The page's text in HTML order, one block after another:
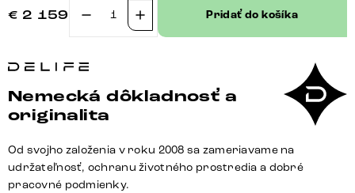
€ 2 159
množstvo
lavica
Flex
285×190
cm
bouclé
bielo-
Pridať do košíka
Nemecká dôkladnosť a
originalita
Od svojho založenia v roku 2008 sa zameriavame na
udržateľnosť, ochranu životného prostredia a dobré
pracovné podmienky.